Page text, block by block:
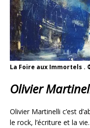
La Foire aux Immortels . ©
Olivier
Olivier Martinelli c’est
le rock, l’écriture et la